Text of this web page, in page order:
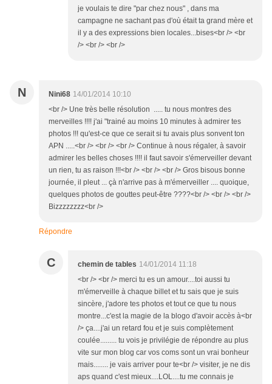
je voulais te dire "par chez nous" , dans ma
campagne ne sachant pas d'où était ta grand mère et
il y a des expressions bien locales...bises<br /> <br
/> <br /> <br />
N Nini68 14/01/2014 10:10
<br /> Une très belle résolution ..... tu nous montres des
merveilles !!!! j'ai "trainé au moins 10 minutes à admirer tes
photos !!! qu'est-ce que ce serait si tu avais plus sonvent ton
APN .....<br /> <br /> <br /> Continue à nous régaler, à savoir
admirer les belles choses !!!! il faut savoir s'émerveiller devant
un rien, tu as raison !!!<br /> <br /> <br /> Gros bisous bonne
journée, il pleut ... çà n'arrive pas à m'émerveiller .... quoique,
quelques photos de gouttes peut-être ????<br /> <br /> <br />
Bizzzzzzzz<br />
Répondre
C chemin de tables 14/01/2014 11:18
<br /> <br /> merci tu es un amour....toi aussi tu
m'émerveille à chaque billet et tu sais que je suis
sincère, j'adore tes photos et tout ce que tu nous
montre...c'est la magie de la blogo d'avoir accès à<br
/> ça....j'ai un retard fou et je suis complètement
coulée......... tu vois je privilégie de répondre au plus
vite sur mon blog car vos coms sont un vrai bonheur
mais........ je vais arriver pour te<br /> visiter, je ne dis
aps quand c'est mieux....LOL....tu me connais je